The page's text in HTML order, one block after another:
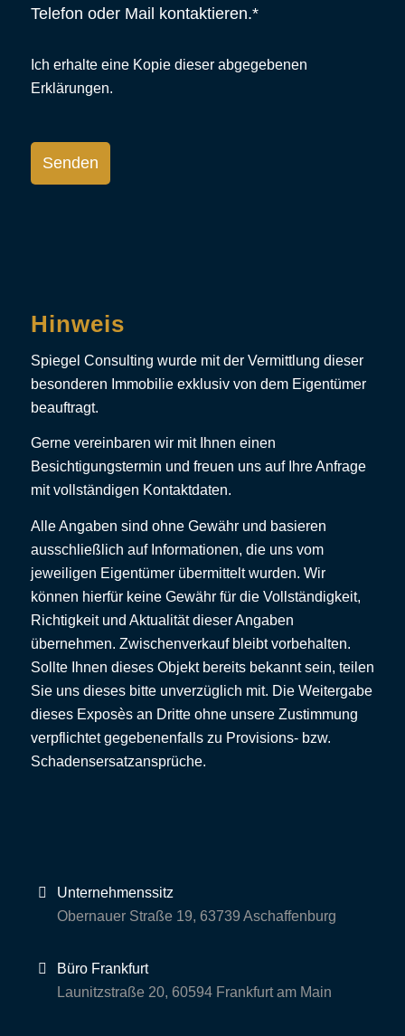
Telefon oder Mail kontaktieren.*
Ich erhalte eine Kopie dieser abgegebenen
Erklärungen.
Bitte
lasse
dieses
Hinweis
Spiegel Consulting wurde mit der Vermittlung dieser
besonderen Immobilie exklusiv von dem Eigentümer
beauftragt.
Gerne vereinbaren wir mit Ihnen einen
Besichtigungstermin und freuen uns auf Ihre Anfrage
mit vollständigen Kontaktdaten.
Alle Angaben sind ohne Gewähr und basieren
ausschließlich auf Informationen, die uns vom
jeweiligen Eigentümer übermittelt wurden. Wir
können hierfür keine Gewähr für die Vollständigkeit,
Richtigkeit und Aktualität dieser Angaben
übernehmen. Zwischenverkauf bleibt vorbehalten.
Sollte Ihnen dieses Objekt bereits bekannt sein, teilen
Sie uns dieses bitte unverzüglich mit. Die Weitergabe
dieses Exposès an Dritte ohne unsere Zustimmung
verpflichtet gegebenenfalls zu Provisions- bzw.
Schadensersatzansprüche.
Unternehmenssitz
Obernauer Straße 19, 63739 Aschaffenburg
Büro Frankfurt
Launitzstraße 20, 60594 Frankfurt am Main